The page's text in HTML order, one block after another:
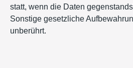
statt, wenn die Daten
Sonstige gesetzliche
unberührt.